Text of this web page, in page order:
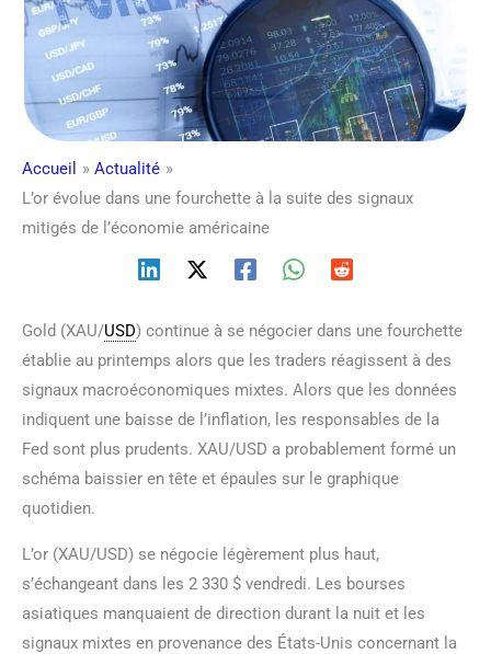
Accueil
Actualité
L’or évolue dans une fourchette à la suite des signaux
mitigés de l’économie américaine
Gold (XAU/USD) continue à se négocier dans une fourchette
établie au printemps alors que les traders réagissent à des
signaux macroéconomiques mixtes. Alors que les données
indiquent une baisse de l’inflation, les responsables de la
Fed sont plus prudents. XAU/USD a probablement formé un
schéma baissier en tête et épaules sur le graphique
quotidien.
L’or (XAU/USD) se négocie légèrement plus haut,
s’échangeant dans les 2 330 $ vendredi. Les bourses
asiatiques manquaient de direction durant la nuit et les
signaux mixtes en provenance des États-Unis concernant la